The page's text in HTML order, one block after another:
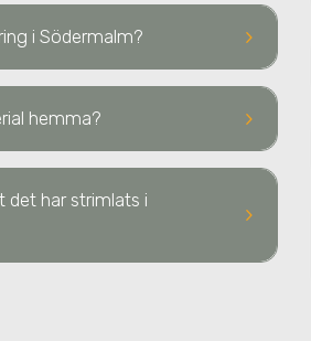
keyboard_arrow_right
i Södermalm?
keyboard_arrow_right
hemma?
keyboard_arrow_right
det har strimlats i